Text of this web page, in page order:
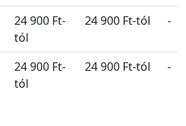
24 900 Ft-
tól
24 900 Ft-tól -
24 900 Ft-
tól
24 900 Ft-tól -